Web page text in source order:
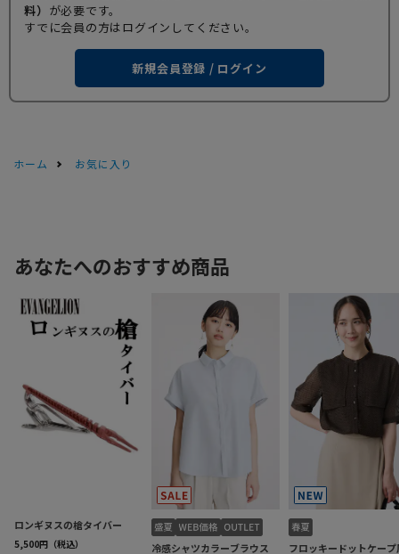
料） が必要です。
すでに会員の方はログインしてください。
新規会員登録 / ログイン
ホーム お気に入り